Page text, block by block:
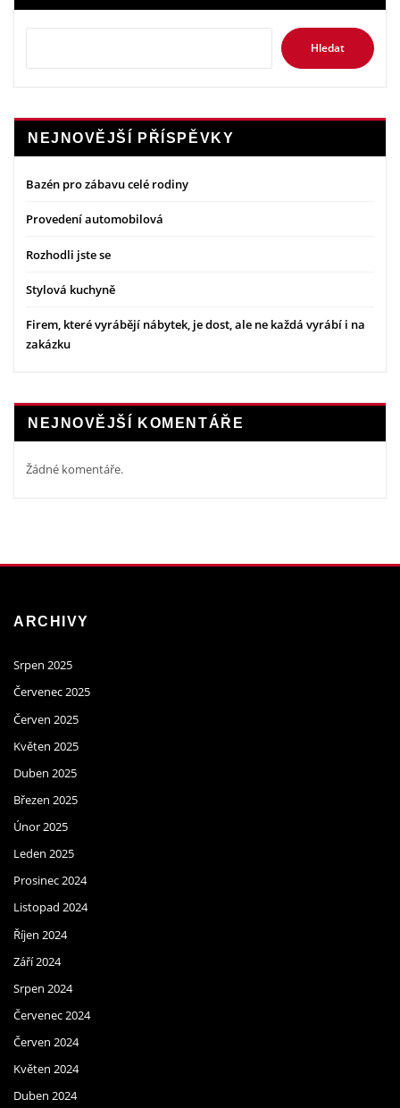
Hledat
NEJNOVĚJŠÍ PŘÍSPĚVKY
Bazén pro zábavu celé rodiny
Provedení automobilová
Rozhodli jste se
Stylová kuchyně
Firem, které vyrábějí nábytek, je dost, ale ne každá vyrábí i na
zakázku
NEJNOVĚJŠÍ KOMENTÁŘE
Žádné komentáře.
ARCHIVY
Srpen 2025
Červenec 2025
Červen 2025
Květen 2025
Duben 2025
Březen 2025
Únor 2025
Leden 2025
Prosinec 2024
Listopad 2024
Říjen 2024
Září 2024
Srpen 2024
Červenec 2024
Červen 2024
Květen 2024
Duben 2024